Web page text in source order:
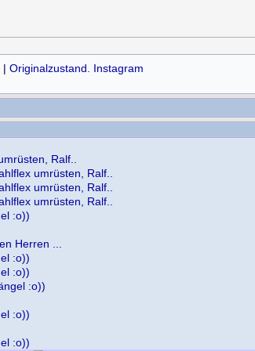
| Originalzustand. Instagram
Ralf..
umrüsten, Ralf..
umrüsten, Ralf..
umrüsten, Ralf..
:o))
Herren ...
:o))
:o))
:o))
:o))
:o))